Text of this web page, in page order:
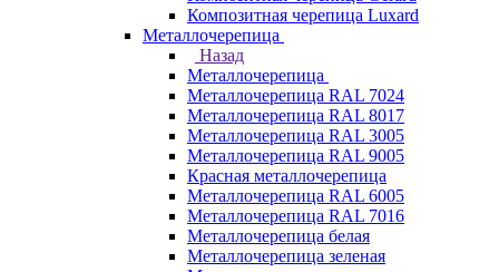
Композитная черепица Luxard
Металлочерепица
Назад
Металлочерепица
Металлочерепица RAL 7024
Металлочерепица RAL 8017
Металлочерепица RAL 3005
Металлочерепица RAL 9005
Красная металлочерепица
Металлочерепица RAL 6005
Металлочерепица RAL 7016
Металлочерепица белая
Металлочерепица зеленая